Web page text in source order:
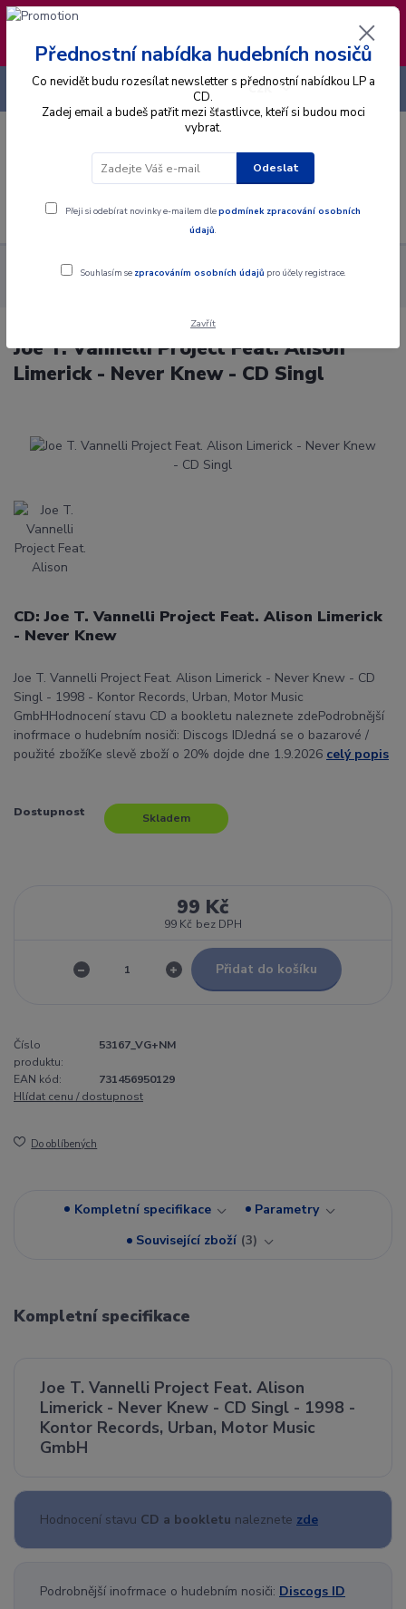
❣️ Od 4.8. do 13.8. čerpám dovolenou. Datum
expedice objednávek se posouvá na pátek
14.8.2026 🐋
Menu
CZK
+420 725 736 293
Alba CD
Joe T. Vannelli Project Feat. Alison Limerick - Never
Joe T. Vannelli Project Feat. Alison
Limerick - Never Knew - CD Singl
CD: Joe T. Vannelli Project Feat. Alison Limerick
- Never Knew
Joe T. Vannelli Project Feat. Alison Limerick - Never Knew - CD
Singl - 1998 - Kontor Records, Urban, Motor Music
GmbHHodnocení stavu CD a bookletu naleznete zdePodrobnější
inofrmace o hudebním nosiči: Discogs IDJedná se o bazarové /
použité zbožíKe slevě zboží o 20% dojde dne 1.9.2026 celý popis
Dostupnost Skladem
99 Kč
99 Kč bez DPH
Přidat do košíku
Číslo
produktu:
53167_VG+NM
EAN kód:
731456950129
Hlídat cenu / dostupnost
Do oblíbených
Kompletní specifikace
Parametry
Související zboží 3
Kompletní specifikace
Joe T. Vannelli Project Feat. Alison
Limerick - Never Knew - CD Singl - 1998 -
Kontor Records, Urban, Motor Music
GmbH
Hodnocení stavu CD a bookletu naleznete zde
Podrobnější inofrmace o hudebním nosiči: Discogs ID
Přednostní nabídka hudebních nosičů
Co nevidět budu rozesílat newsletter s přednostní nabídkou LP a
CD.
Zadej email a budeš patřit mezi šťastlivce, kteří si budou moci
vybrat.
Odeslat
Přeji si odebírat novinky e-mailem dlepodmínek zpracování osobních
údajů.
Souhlasím se zpracováním osobních údajů pro účely registrace.
Zavřít